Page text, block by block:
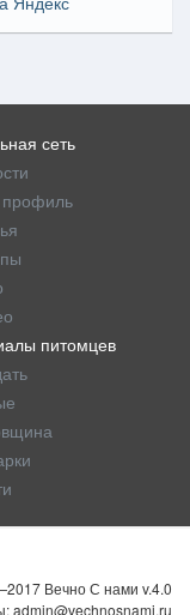
сеть
питомцев
Вечно С нами v.4.0
admin@vechnosnami.ru